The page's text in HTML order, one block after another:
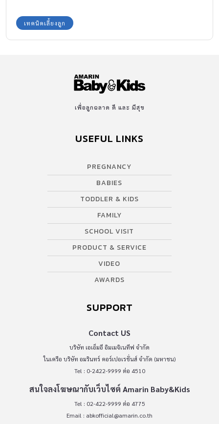
เทคนิคเลี้ยงลูก
เพื่อลูกฉลาด ดี และ มีสุข
USEFUL LINKS
PREGNANCY
BABIES
TODDLER & KIDS
FAMILY
SCHOOL VISIT
PRODUCT & SERVICE
VIDEO
AWARDS
SUPPORT
Contact US
บริษัท เอเอ็มอี อิมเมจิเนทีฟ จำกัด
ในเครือ บริษัท อมรินทร์ คอร์เปอเรชั่นส์ จำกัด (มหาชน)
Tel : 0-2422-9999 ต่อ 4510
สนใจลงโฆษณากับเว็บไซต์ Amarin Baby&Kids
Tel : 02-422-9999 ต่อ 4775
Email : abkofficial@amarin.co.th